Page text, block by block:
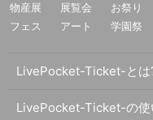
物産展 展覧会 お祭り
フェス
アート 学園祭
LivePocket-Ticket-とは
LivePocket-Ticket-の使